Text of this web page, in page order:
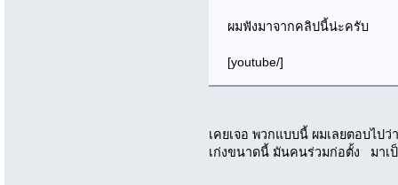
ผมฟังมาจากคลิปนี้น่ะครับ
[youtube/]
เคยเจอ พวกแบบนี้ ผมเลยตอบไป
เก่งขนาดนี้ มันคนร่วมก่อตั้ง มาเ